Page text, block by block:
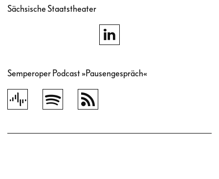
Sächsische Staatstheater
Semperoper Podcast »Pausengespräch«